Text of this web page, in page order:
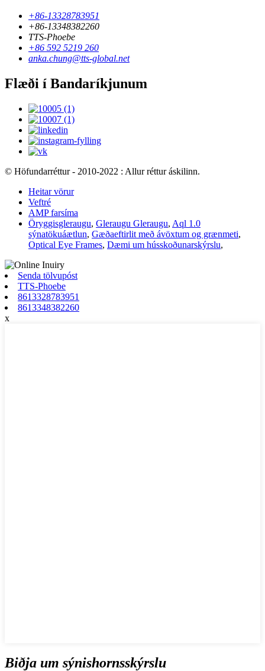
+86-13328783951
+86-13348382260
TTS-Phoebe
+86 592 5219 260
anka.chung@tts-global.net
Flæði í Bandaríkjunum
© Höfundarréttur - 2010-2022 : Allur réttur áskilinn.
Heitar vörur
Veftré
AMP farsíma
Öryggisgleraugu, Gleraugu Gleraugu, Aql 1.0
sýnatökuáætlun, Gæðaeftirlit með ávöxtum og grænmeti,
Optical Eye Frames, Dæmi um hússkoðunarskýrslu,
Senda tölvupóst
TTS-Phoebe
8613328783951
8613348382260
x
Biðja um sýnishornsskýrslu